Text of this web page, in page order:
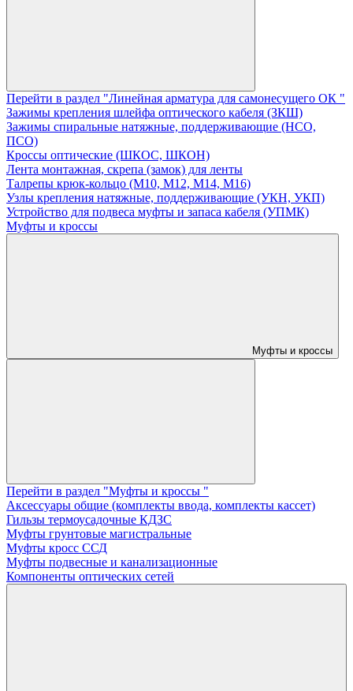
Перейти в раздел "Линейная арматура для самонесущего ОК "
Зажимы крепления шлейфа оптического кабеля (ЗКШ)
Зажимы спиральные натяжные, поддерживающие (НСО,
ПСО)
Кроссы оптические (ШКОС, ШКОН)
Лента монтажная, скрепа (замок) для ленты
Талрепы крюк-кольцо (М10, М12, М14, М16)
Узлы крепления натяжные, поддерживающие (УКН, УКП)
Устройство для подвеса муфты и запаса кабеля (УПМК)
Муфты и кроссы
Муфты и кроссы
Перейти в раздел "Муфты и кроссы "
Аксессуары общие (комплекты ввода, комплекты кассет)
Гильзы термоусадочные КДЗС
Муфты грунтовые магистральные
Муфты кросс ССД
Муфты подвесные и канализационные
Компоненты оптических сетей